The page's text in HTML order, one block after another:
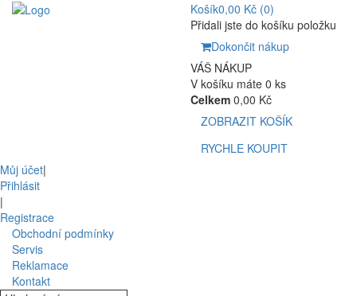
Košík0,00 Kč (0)
Přidali jste do košíku položku
Dokončit nákup
VÁŠ NÁKUP
V košíku máte 0 ks
Celkem 0,00 Kč
ZOBRAZIT KOŠÍK
RYCHLE KOUPIT
Můj účet|
Přihlásit
|
Registrace
Obchodní podmínky
Servis
Reklamace
Kontakt